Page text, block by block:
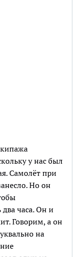
у нас был
Самолёт при
Но он
часа. Он и
Говорим, а он
на